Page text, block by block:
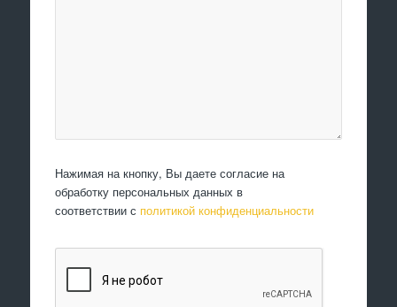
Нажимая на кнопку, Вы даете согласие на
обработку персональных данных в
соответствии с политикой конфиденциальности